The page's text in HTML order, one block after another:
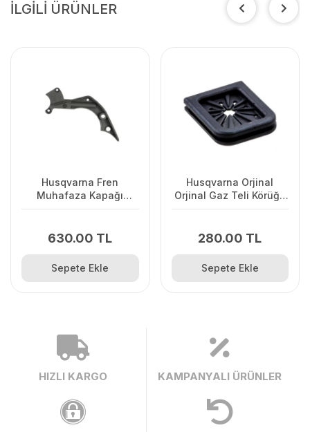
İLGİLİ ÜRÜNLER
Husqvarna Fren
Muhafaza Kapağı
630.00 TL
Sepete Ekle
Husqvarna Orjinal
Orjinal Gaz Teli Körüğü
280.00 TL
Sepete Ekle
HIZLI KARGO KAMPANYALI ÜRÜNLER